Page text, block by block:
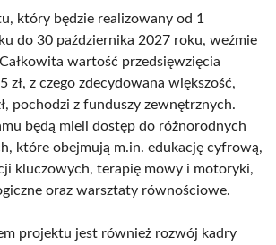
który będzie realizowany od 1
do 30 października 2027 roku, weźmie
wartość przedsięwzięcia
zł, z czego zdecydowana większość,
pochodzi z funduszy zewnętrznych.
będą mieli dostęp do różnorodnych
które obejmują m.in. edukację cyfrową,
kluczowych, terapię mowy i motoryki,
oraz warsztaty równościowe.
projektu jest również rozwój kadry